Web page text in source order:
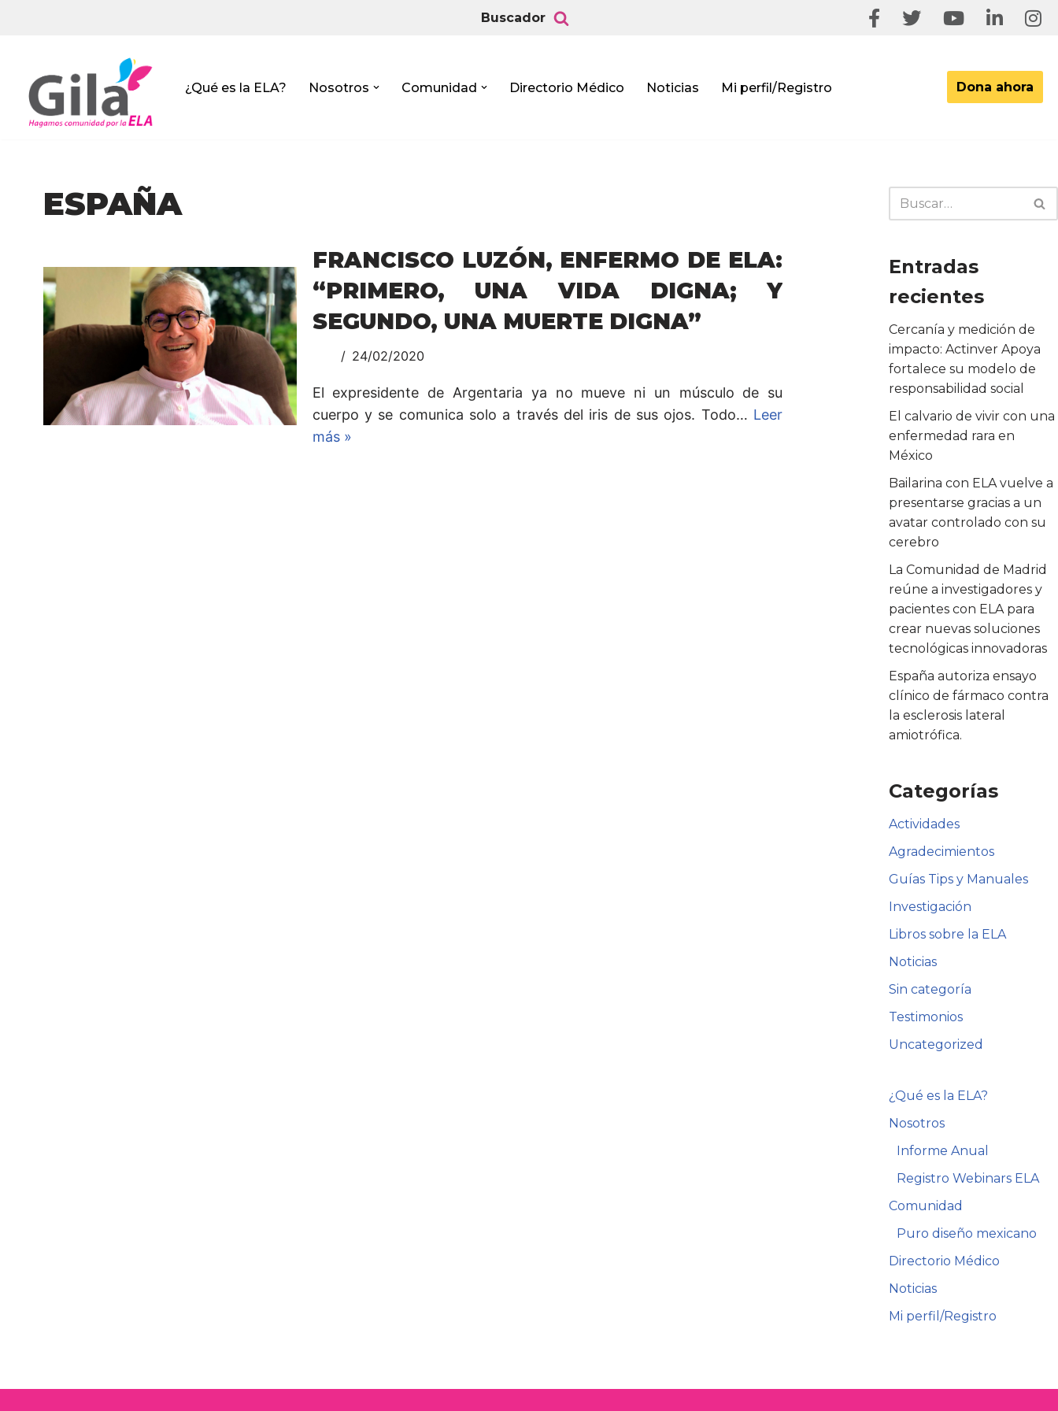
contenido
Buscador
¿Qué es la ELA? Nosotros Comunidad Directorio Médico Noticias Mi perfil/Registro Dona ahora
ESPAÑA
FRANCISCO LUZÓN, ENFERMO DE ELA:
“PRIMERO, UNA VIDA DIGNA; Y
SEGUNDO, UNA MUERTE DIGNA”
24/02/2020
El expresidente de Argentaria ya no mueve ni un músculo de su
cuerpo y se comunica solo a través del iris de sus ojos. Todo… Leer
más »
Entradas
recientes
Cercanía y medición de
impacto: Actinver Apoya
fortalece su modelo de
responsabilidad social
El calvario de vivir con una
enfermedad rara en
México
Bailarina con ELA vuelve a
presentarse gracias a un
avatar controlado con su
cerebro
La Comunidad de Madrid
reúne a investigadores y
pacientes con ELA para
crear nuevas soluciones
tecnológicas innovadoras
España autoriza ensayo
clínico de fármaco contra
la esclerosis lateral
amiotrófica.
Categorías
Actividades
Agradecimientos
Guías Tips y Manuales
Investigación
Libros sobre la ELA
Noticias
Sin categoría
Testimonios
Uncategorized
¿Qué es la ELA?
Nosotros
Informe Anual
Registro Webinars ELA
Comunidad
Puro diseño mexicano
Directorio Médico
Noticias
Mi perfil/Registro